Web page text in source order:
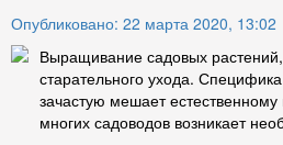
Опубликовано: 22 марта 2020, 13:02
Выращивание садовых
старательного ухода.
зачастую мешает
многих садоводов возникает